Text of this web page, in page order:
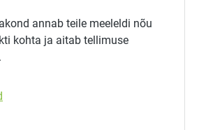
annab teile meeleldi nõu
kohta ja aitab tellimuse